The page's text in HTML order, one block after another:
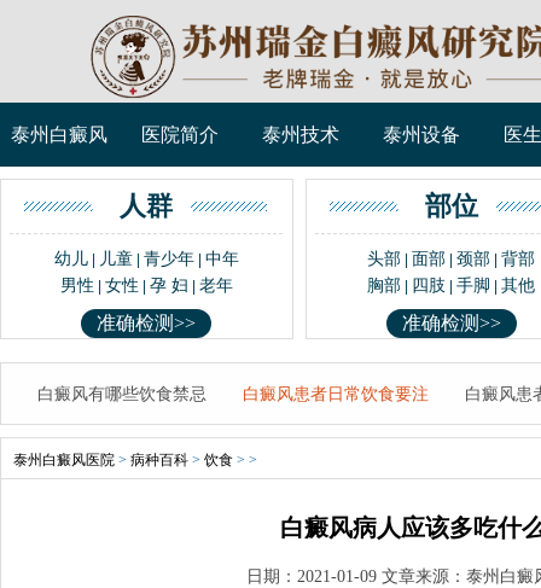
泰州白癜风 医院简介 泰州技术 泰州设备 医
人群
幼儿| 儿童| 青少年| 中年
男性
女性 孕 妇 老年
准确检测>>
部位
头部 面部 |颈部 |背部
胸部
四肢 |手脚 |其他
准确检测>>
白癜风有哪些饮食禁忌 白癜风患者日常饮食要注 白癜风患
泰州白癜风医院 > 病种百科 > 饮食 > >
白癜风病人应该多吃什
日期：2021-01-09 文章来源： 泰州白癜